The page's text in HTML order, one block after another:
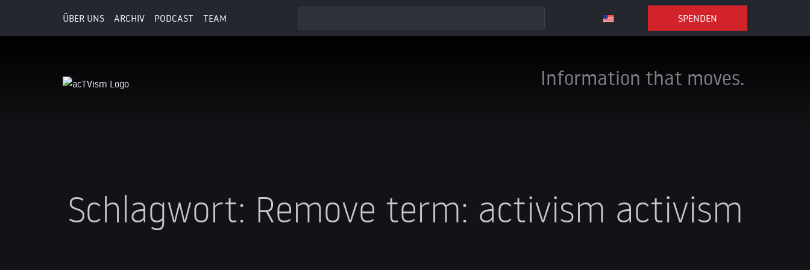
ÜBER UNS ARCHIV PODCAST TEAM SPENDEN
Information that moves.
Schlagwort: Remove term: activism activism